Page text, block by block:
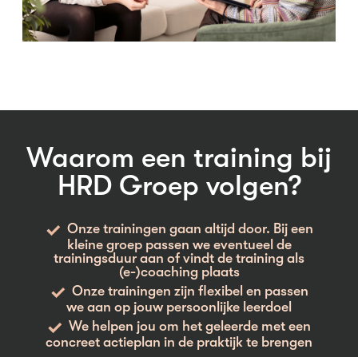
Waarom een training bij
HRD Groep volgen?
Onze trainingen gaan altijd door. Bij een
kleine groep passen we eventueel de
trainingsduur aan of vindt de training als
(e-)coaching plaats
Onze trainingen zijn flexibel en passen
we aan op jouw persoonlijke leerdoel
We helpen jou om het geleerde met een
concreet actieplan in de praktijk te brengen